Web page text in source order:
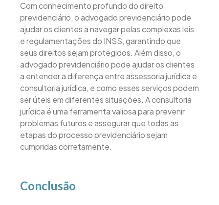
Com conhecimento profundo do direito
previdenciário, o advogado previdenciário pode
ajudar os clientes a navegar pelas complexas leis
e regulamentações do INSS, garantindo que
seus direitos sejam protegidos. Além disso, o
advogado previdenciário pode ajudar os clientes
a entender a diferença entre assessoria jurídica e
consultoria jurídica, e como esses serviços podem
ser úteis em diferentes situações. A consultoria
jurídica é uma ferramenta valiosa para prevenir
problemas futuros e assegurar que todas as
etapas do processo previdenciário sejam
cumpridas corretamente.
Conclusão